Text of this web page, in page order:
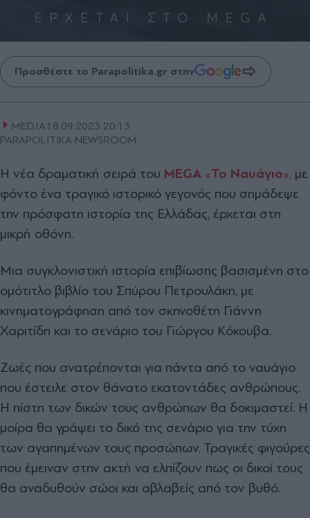
Προσθέστε το Parapolitika.gr στην
MEDIA18.09.2023 20:13
PARAPOLITIKA NEWSROOM
Η νέα δραματική σειρά του MEGA «Το Ναυάγιο», με
φόντο ένα τραγικό ιστορικό γεγονός που σημάδεψε
την πρόσφατη ιστορία της Ελλάδας, έρχεται στη
μικρή οθόνη.
Μια συγκλονιστική ιστορία επιβίωσης βασισμένη στο
ομότιτλο βιβλίο του Σπύρου Πετρουλάκη, με
κινηματογράφηση από τον σκηνοθέτη Γιάννη
Χαριτίδη και το σενάριο του Γιώργου Κόκουβα.
Ζωές που ανατρέπονται για πάντα από το ναυάγιο
που έστειλε στον θάνατο εκατοντάδες ανθρώπους.
Η πίστη των δικών τους ανθρώπων θα δοκιμαστεί. Η
μοίρα θα γράψει το δικό της σενάριο για την τύχη
των αγαπημένων τους προσώπων. Τραγικές φιγούρες
που έμειναν στην ακτή να ελπίζουν πως οι δικοί τους
θα αναδυθούν σώοι και αβλαβείς από τον βυθό.